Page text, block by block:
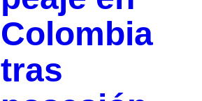
Colombia
tras